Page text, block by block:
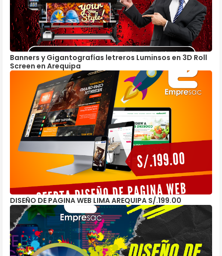
Banners y Gigantografías letreros Luminsos en 3D Roll
Screen en Arequipa
DISEÑO DE PAGINA WEB LIMA AREQUIPA S/.199.00